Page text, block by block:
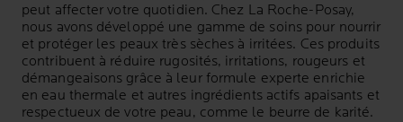
peut affecter votre quotidien. Chez La Roche-Posay,
nous avons développé une gamme de soins pour nourrir
et protéger les peaux très sèches à irritées. Ces produits
contribuent à réduire rugosités, irritations, rougeurs et
démangeaisons grâce à leur formule experte enrichie
en eau thermale et autres ingrédients actifs apaisants et
respectueux de votre peau, comme le beurre de karité.